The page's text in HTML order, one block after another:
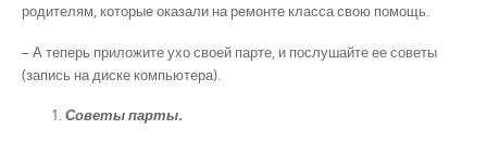
родителям, которые оказали на ремонте класса свою помощь.
– А теперь приложите ухо своей парте, и послушайте ее советы
(запись на диске компьютера).
Советы парты.